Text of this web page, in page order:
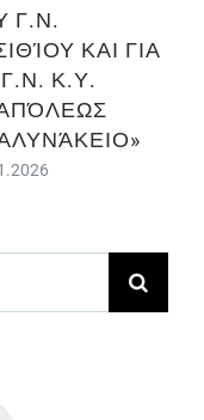
Γ.Ν.
ΚΑΙ ΓΙΑ
Κ.Υ.